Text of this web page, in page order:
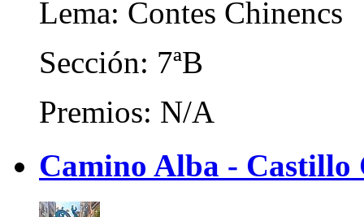
Lema: Contes Chinencs
Sección: 7ªB
Premios: N/A
Camino Alba -